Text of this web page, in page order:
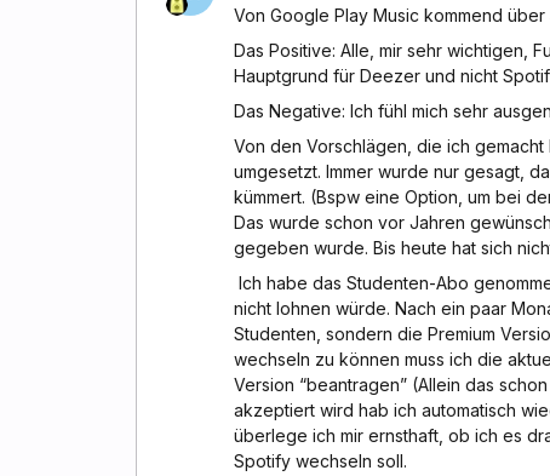
Von Google Play Music kommend
Das Positive: Alle, mir sehr wichtigen,
Hauptgrund für Deezer und nicht
Das Negative: Ich fühl mich sehr
Von den Vorschlägen, die ich
umgesetzt. Immer wurde nur gesagt,
kümmert. (Bspw eine Option, um bei
Das wurde schon vor Jahren
gegeben wurde. Bis heute hat sich
Ich habe das Studenten-Abo
nicht lohnen würde. Nach ein paar
Studenten, sondern die Premium
wechseln zu können muss ich die
Version “beantragen” (Allein das
akzeptiert wird hab ich automatisch
überlege ich mir ernsthaft, ob ich es
Spotify wechseln soll.